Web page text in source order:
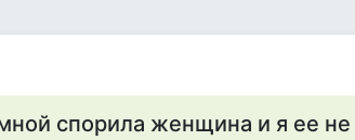
спорила женщина и я ее не